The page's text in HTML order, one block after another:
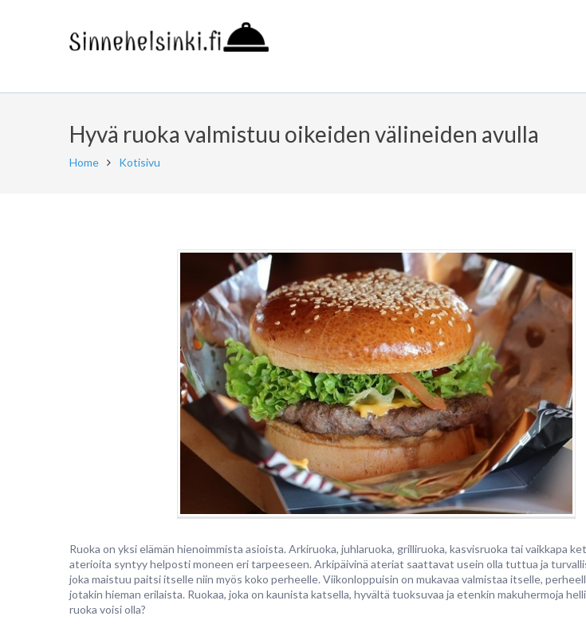
Hyvä ruoka valmistuu oikeiden välineiden avulla
Home Kotisivu
Ruoka on yksi elämän hienoimmista asioista. Arkiruoka, juhlaruoka, grilliruoka, kasvisruoka tai vaikkapa
aterioita syntyy helposti moneen eri tarpeeseen. Arkipäivinä ateriat saattavat usein olla tuttua ja
joka maistuu paitsi itselle niin myös koko perheelle. Viikonloppuisin on mukavaa valmistaa itselle,
jotakin hieman erilaista. Ruokaa, joka on kaunista katsella, hyvältä tuoksuvaa ja etenkin makuhermoja
ruoka voisi olla?